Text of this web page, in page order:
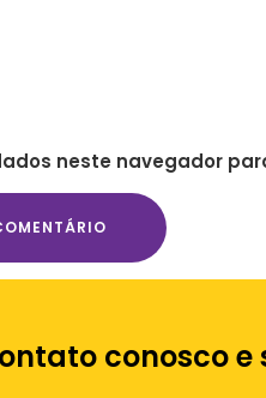
neste navegador
conosco